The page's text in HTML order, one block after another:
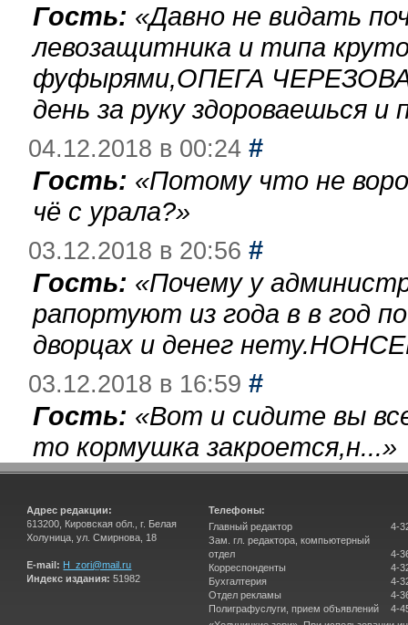
Гость: «Давно не видать
левозащитника и типа
фуфырями,ОПЕГА
день за руку здороваешься
04.12.2018 в 00:24 #
Гость: «Потому что не
чё с урала?»
03.12.2018 в 20:56 #
Гость: «Почему у
рапортуют из года в в год
дворцах и денег
03.12.2018 в 16:59 #
Гость: «Вот и сидите вы
то кормушка закроется,н...»
Адрес редакции:
613200, Кировская обл., г. Белая
Холуница, ул. Смирнова, 18
E-mail: H_zori@mail.ru
Индекс издания: 51982
Телефоны:
Главный редактор
Зам. гл. редактора, компьютерный
отдел
Корреспонденты
Бухгалтерия
Отдел рекламы
Полиграфуслуги, прием объявлений
4-
4-
4-
4-
4-
4-